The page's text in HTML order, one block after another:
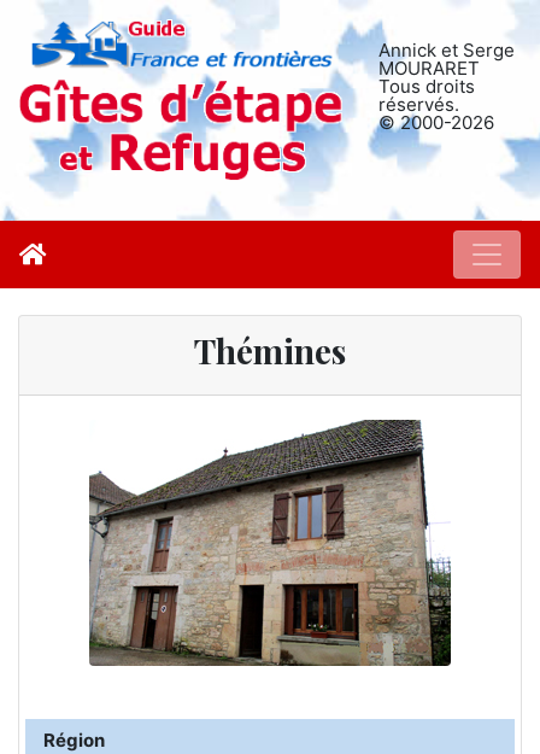
Annick et Serge
MOURARET
Tous droits
réservés.
© 2000-2026
Thémines
Région